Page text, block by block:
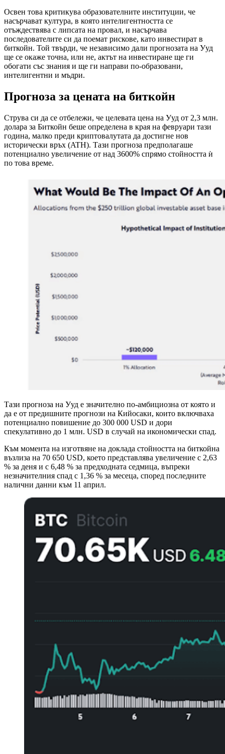
Освен това критикува образователните институции, че
насърчават култура, в която интелигентността се
отъждествява с липсата на провал, и насърчава
последователите си да поемат рискове, като инвестират в
биткойн. Той твърди, че независимо дали прогнозата на Ууд
ще се окаже точна, или не, актът на инвестиране ще ги
обогати със знания и ще ги направи по-образовани,
интелигентни и мъдри.
Прогноза за цената на биткойн
Струва си да се отбележи, че целевата цена на Ууд от 2,3 млн.
долара за Биткойн беше определена в края на февруари тази
година, малко преди криптовалутата да достигне нов
исторически връх (ATH). Тази прогноза предполагаше
потенциално увеличение от над 3600% спрямо стойността ѝ
по това време.
Тази прогноза на Ууд е значително по-амбициозна от която и
да е от предишните прогнози на Кийосаки, които включваха
потенциално повишение до 300 000 USD и дори
спекулативно до 1 млн. USD в случай на икономически спад.
Към момента на изготвяне на доклада стойността на биткойна
възлиза на 70 650 USD, което представлява увеличение с 2,63
% за деня и с 6,48 % за предходната седмица, въпреки
незначителния спад с 1,36 % за месеца, според последните
налични данни към 11 април.